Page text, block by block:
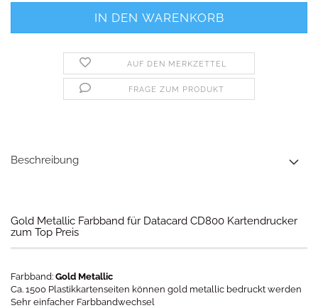
AUF DEN MERKZETTEL
FRAGE ZUM PRODUKT
Beschreibung
Gold Metallic Farbband für Datacard CD800 Kartendrucker
zum Top Preis
Farbband: Gold Metallic
Ca. 1500 Plastikkartenseiten können gold metallic bedruckt werden
Sehr einfacher Farbbandwechsel